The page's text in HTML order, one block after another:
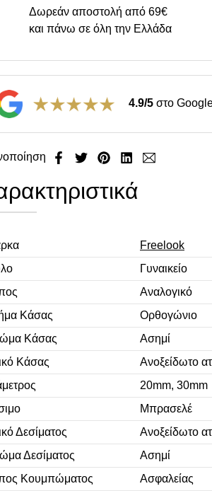
Δωρεάν αποστολή από 69€
και πάνω σε όλη την Ελλάδα
4.9/5 στο
Freelook
Γυναικείο
Αναλογικό
Κάσας
Ορθογώνιο
Κάσας
Ασημί
Κάσας
Ανοξείδωτο
20mm, 30mm
Μπρασελέ
Δεσίματος
Ανοξείδωτο
Δεσίματος
Ασημί
Κουμπώματος
Ασφαλείας